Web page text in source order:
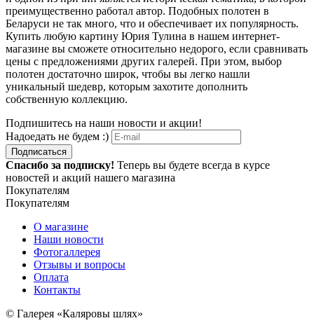
преимущественно работал автор. Подобных полотен в
Беларуси не так много, что и обеспечивает их популярность.
Купить любую картину Юрия Тулина в нашем интернет-
магазине вы сможете относительно недорого, если сравнивать
цены с предложениями других галерей. При этом, выбор
полотен достаточно широк, чтобы вы легко нашли
уникальный шедевр, которым захотите дополнить
собственную коллекцию.
Подпишитесь на наши новости и акции!
Надоедать не будем :)
Подписаться
Спасибо за подписку! Теперь вы будете всегда в курсе
новостей и акций нашего магазина
Покупателям
Покупателям
О магазине
Наши новости
Фотогаллерея
Отзывы и вопросы
Оплата
Контакты
© Галерея «Каляровы шлях»